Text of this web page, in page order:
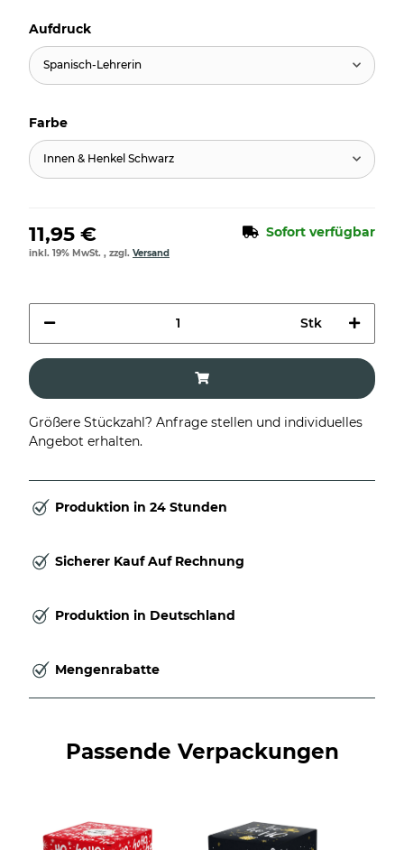
Aufdruck
Spanisch-Lehrerin
Farbe
Innen & Henkel Schwarz
11,95 € Sofort verfügbar
inkl. 19% MwSt. , zzgl. Versand
Stk
Größere Stückzahl? Anfrage stellen und individuelles
Angebot erhalten.
Produktion in 24 Stunden
Sicherer Kauf Auf Rechnung
Produktion in Deutschland
Mengenrabatte
Passende Verpackungen